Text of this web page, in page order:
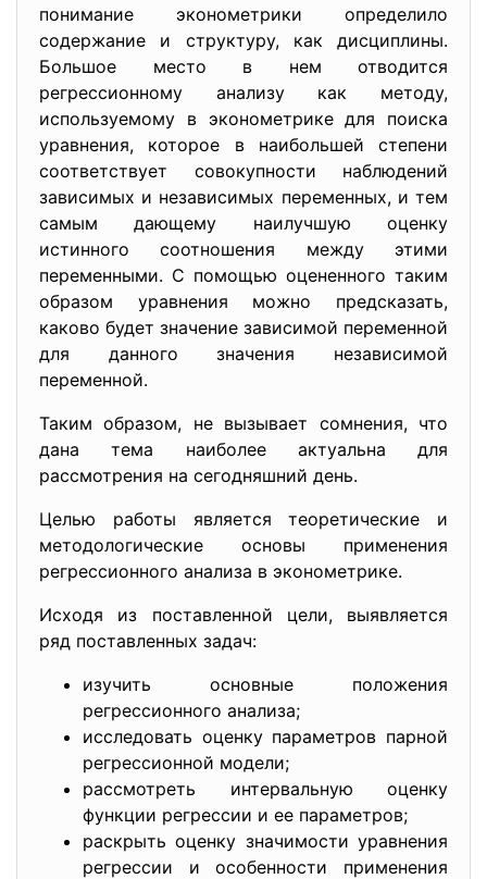
понимание эконометрики определило
содержание и структуру, как дисциплины.
Большое место в нем отводится
регрессионному анализу как методу,
используемому в эконометрике для поиска
уравнения, которое в наибольшей степени
соответствует совокупности наблюдений
зависимых и независимых переменных, и тем
самым дающему наилучшую оценку
истинного соотношения между этими
переменными. С помощью оцененного таким
образом уравнения можно предсказать,
каково будет значение зависимой переменной
для данного значения независимой
переменной.
Таким образом, не вызывает сомнения, что
дана тема наиболее актуальна для
рассмотрения на сегодняшний день.
Целью работы является теоретические и
методологические основы применения
регрессионного анализа в эконометрике.
Исходя из поставленной цели, выявляется
ряд поставленных задач:
изучить основные положения
регрессионного анализа;
исследовать оценку параметров парной
регрессионной модели;
рассмотреть интервальную оценку
функции регрессии и ее параметров;
раскрыть оценку значимости уравнения
регрессии и особенности применения